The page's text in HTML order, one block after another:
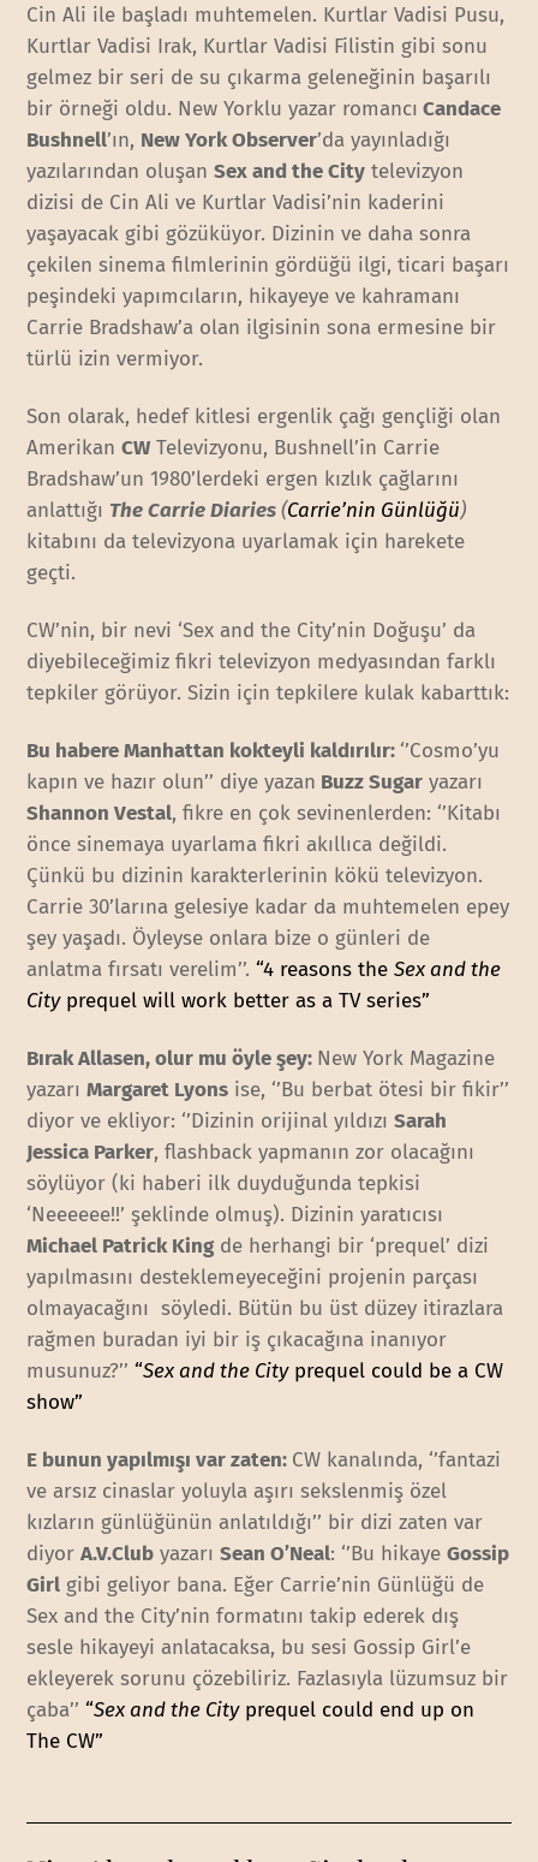
Cin Ali ile başladı muhtemelen. Kurtlar Vadisi Pusu,
Kurtlar Vadisi Irak, Kurtlar Vadisi Filistin gibi sonu
gelmez bir seri de su çıkarma geleneğinin başarılı
bir örneği oldu. New Yorklu yazar romancı Candace
Bushnell’ın, New York Observer’da yayınladığı
yazılarından oluşanSex and the City televizyon
dizisi de Cin Ali ve Kurtlar Vadisi’nin kaderini
yaşayacak gibi gözüküyor. Dizinin ve daha sonra
çekilen sinema filmlerinin gördüğü ilgi, ticari başarı
peşindeki yapımcıların, hikayeye ve kahramanı
Carrie Bradshaw’a olan ilgisinin sona ermesine bir
türlü izin vermiyor.
Son olarak, hedef kitlesi ergenlik çağı gençliği olan
AmerikanCW Televizyonu, Bushnell’in Carrie
Bradshaw’un 1980’lerdeki ergen kızlık çağlarını
anlattığı The Carrie Diaries(Carrie’nin Günlüğü)
kitabını da televizyona uyarlamak için harekete
geçti.
CW’nin, bir nevi ‘Sex and the City’nin Doğuşu’ da
diyebileceğimiz fikri televizyon medyasından farklı
tepkiler görüyor. Sizin için tepkilere kulak kabarttık:
Bu habere Manhattan kokteyli kaldırılır: ‘’Cosmo’yu
kapın ve hazır olun’’ diye yazan Buzz Sugar yazarı
Shannon Vestal, fikre en çok sevinenlerden: ‘’Kitabı
önce sinemaya uyarlama fikri akıllıca değildi.
Çünkü bu dizinin karakterlerinin kökü televizyon.
Carrie 30’larına gelesiye kadar da muhtemelen epey
şey yaşadı. Öyleyse onlara bize o günleri de
anlatma fırsatı verelim’’.“4 reasons theSex and the
Cityprequel will work better as a TV series”
Bırak Allasen, olur mu öyle şey: New York Magazine
yazarıMargaret Lyons ise, ‘’Bu berbat ötesi bir fikir’’
diyor ve ekliyor: ‘’Dizinin orijinal yıldızıSarah
Jessica Parker, flashback yapmanın zor olacağını
söylüyor (ki haberi ilk duyduğunda tepkisi
‘Neeeeee!!’ şeklinde olmuş). Dizinin yaratıcısı
Michael Patrick Kingde herhangi bir ‘prequel’ dizi
yapılmasını desteklemeyeceğini projenin parçası
olmayacağını söyledi. Bütün bu üst düzey itirazlara
rağmen buradan iyi bir iş çıkacağına inanıyor
musunuz?’’“Sex and the Cityprequel could be a CW
show”
E bunun yapılmışı var zaten: CW kanalında, ‘’fantazi
ve arsız cinaslar yoluyla aşırı sekslenmiş özel
kızların günlüğünün anlatıldığı’’ bir dizi zaten var
diyorA.V.Club yazarıSean O’Neal: ‘’Bu hikayeGossip
Girl gibi geliyor bana. Eğer Carrie’nin Günlüğü de
Sex and the City’nin formatını takip ederek dış
sesle hikayeyi anlatacaksa, bu sesi Gossip Girl’e
ekleyerek sorunu çözebiliriz. Fazlasıyla lüzumsuz bir
çaba’’“Sex and the Cityprequel could end up on
The CW”